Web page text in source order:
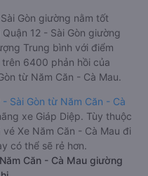
Gòn giường nằm tốt
12 - Sài Gòn giường
Trung bình với điểm
6400 phản hồi của
từ Năm Căn - Cà Mau.
Sài Gòn từ Năm Căn - Cà
xe Giáp Diệp. Tùy thuộc
Xe Năm Căn - Cà Mau đi
có thể sẽ rẻ hơn.
Căn - Cà Mau giường